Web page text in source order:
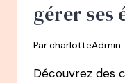
gérer ses
ParcharlotteAdmin
Découvrez des